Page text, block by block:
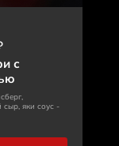
с
яки соус -